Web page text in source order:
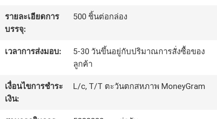
คุณภาพ
เรา
รายละเอียดการ
บรรจุ:
500 ชิ้นต่อกล่อง
เวลาการส่งมอบ:
5-30 วันขึ้นอยู่กับปริมาณการสั่งซื้อของ
ลูกค้า
เงื่อนไขการชำระ
เงิน:
L/c, T/T ตะวันตกสหภาพ MoneyGram